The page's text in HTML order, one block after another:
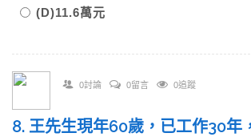
(D)11.6萬元
0討論 0留言 0追蹤
8. 王先生現年60歲，已工作30年